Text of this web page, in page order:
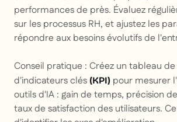
performances de près. Évaluez
sur les processus RH, et ajustez les
répondre aux besoins évolutifs de
Conseil pratique : Créez un tableau
d'indicateurs clés (KPI) pour mesurer
outils d'IA : gain de temps, précision
taux de satisfaction des utilisateurs.